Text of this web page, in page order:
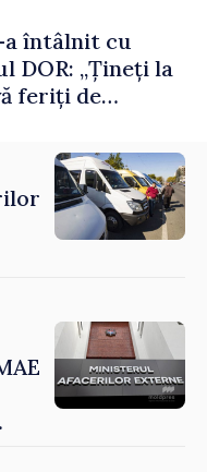
a întâlnit cu
DOR: „Țineți la
feriți de